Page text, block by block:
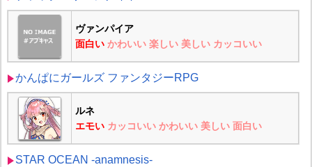
ヴァンパイア
面白い かわいい 楽しい 美しい カッコいい
かんぱにガールズ ファンタジーRPG
ルネ
エモい カッコいい かわいい 美しい 面白い
STAR OCEAN -anamnesis-